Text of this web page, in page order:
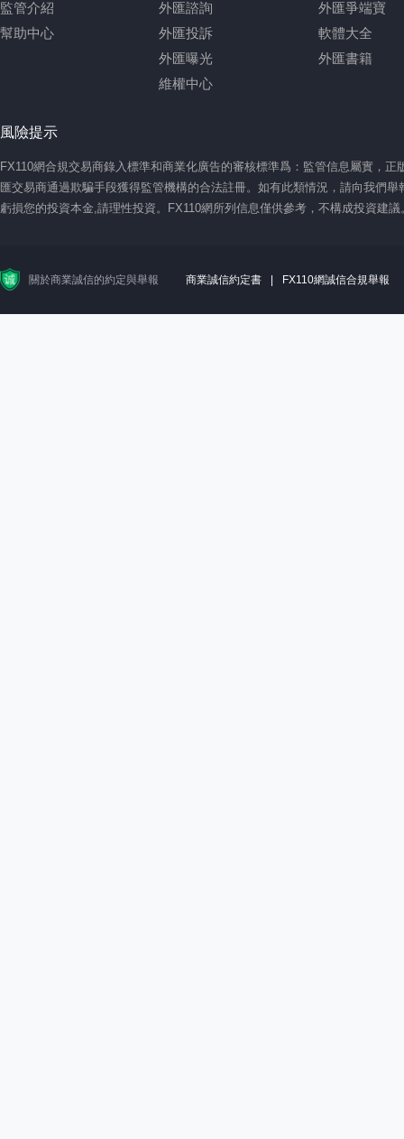
監管介紹
幫助中心
外匯諮詢
外匯投訴
外匯曝光
維權中心
外匯爭端寶
軟體大全
外匯書籍
風險提示
FX110網合規交易商錄入標準和商業化廣告的審核標準爲：監管信息屬實，
匯交易商通過欺騙手段獲得監管機構的合法註冊。如有此類情況，請向我們
虧損您的投資本金,請理性投資。FX110網所列信息僅供參考，不構成投資建
關於商業誠信的約定與舉報 商業誠信約定書 FX110網誠信合規舉報